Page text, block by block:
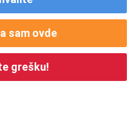
sam ovde
grešku!